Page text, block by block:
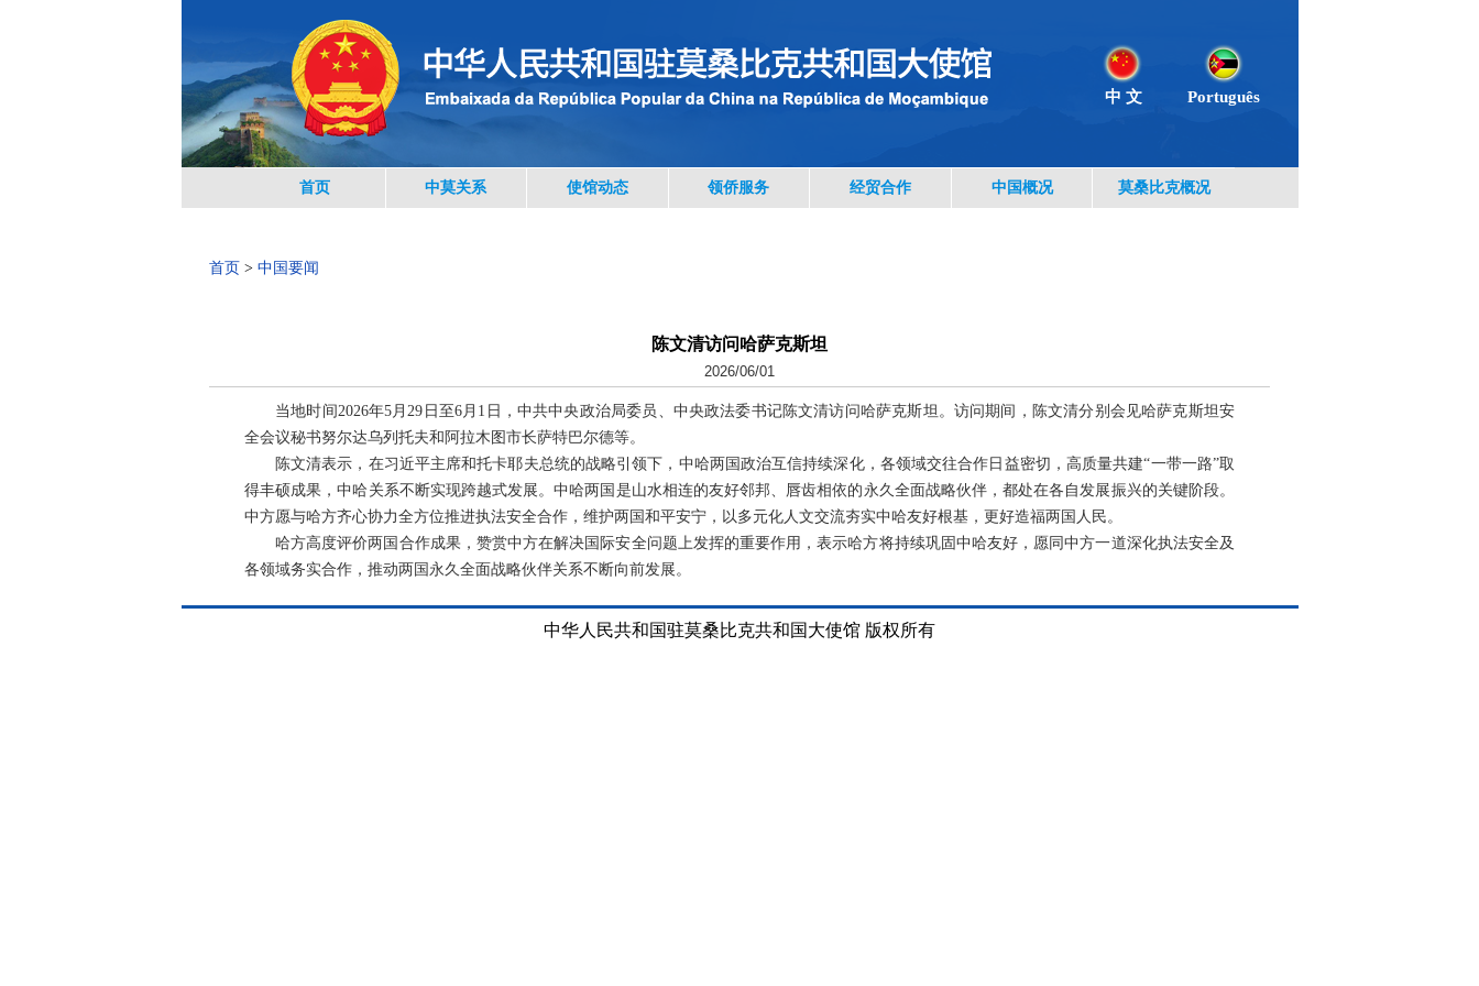
中 文 Português
首页 中莫关系 使馆动态 领侨服务 经贸合作 中国概况 莫桑比克概况
首页 > 中国要闻
陈文清访问哈萨克斯坦
2026/06/01
当地时间2026年5月29日至6月1日，中共中央政治局委员、中央政法委书记陈文清访问哈萨克斯坦。访问期间，陈文清分别会见哈萨克斯坦安
全会议秘书努尔达乌列托夫和阿拉木图市长萨特巴尔德等。
陈文清表示，在习近平主席和托卡耶夫总统的战略引领下，中哈两国政治互信持续深化，各领域交往合作日益密切，高质量共建“一带一路”取
得丰硕成果，中哈关系不断实现跨越式发展。中哈两国是山水相连的友好邻邦、唇齿相依的永久全面战略伙伴，都处在各自发展振兴的关键阶段。
中方愿与哈方齐心协力全方位推进执法安全合作，维护两国和平安宁，以多元化人文交流夯实中哈友好根基，更好造福两国人民。
哈方高度评价两国合作成果，赞赏中方在解决国际安全问题上发挥的重要作用，表示哈方将持续巩固中哈友好，愿同中方一道深化执法安全及
各领域务实合作，推动两国永久全面战略伙伴关系不断向前发展。
中华人民共和国驻莫桑比克共和国大使馆 版权所有